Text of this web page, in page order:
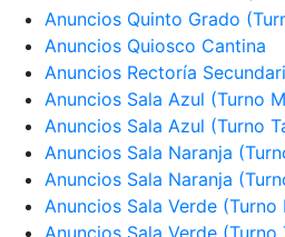
Anuncios Quinto Grado
Anuncios Quiosco Cantina
Anuncios Rectoría
Anuncios Sala Azul (Turno
Anuncios Sala Azul (Turno
Anuncios Sala Naranja
Anuncios Sala Naranja
Anuncios Sala Verde (Turno
Anuncios Sala Verde (Turno